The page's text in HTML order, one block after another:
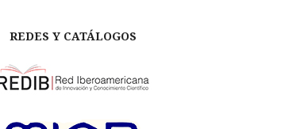
REDES Y CATÁLOGOS